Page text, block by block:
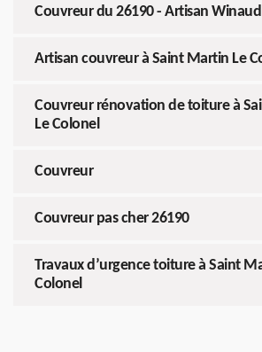
Couvreur du 26190 - Artisan
Artisan couvreur à Saint Martin Le
Couvreur rénovation de toiture à
Le Colonel
Couvreur
Couvreur pas cher 26190
Travaux d’urgence toiture à Saint
Colonel